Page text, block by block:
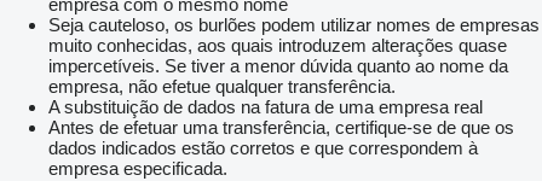
empresa com o mesmo nome
Seja cauteloso, os burlões podem utilizar nomes de empresas
muito conhecidas, aos quais introduzem alterações quase
impercetíveis. Se tiver a menor dúvida quanto ao nome da
empresa, não efetue qualquer transferência.
A substituição de dados na fatura de uma empresa real
Antes de efetuar uma transferência, certifique-se de que os
dados indicados estão corretos e que correspondem à
empresa especificada.